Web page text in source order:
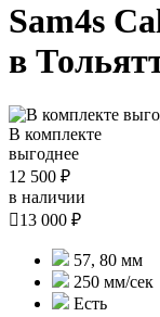
Sam4s
в
В комплекте
выгоднее
12 500 ₽
в наличии
13 000 ₽
57, 80 мм
250 мм/сек
Есть